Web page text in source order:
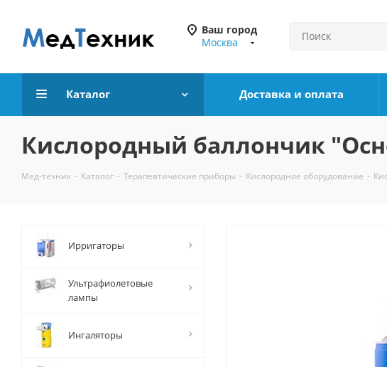
Ваш город
Москва
Каталог Доставка и оплата
Кислородный баллончик
Мед-техник - Каталог - Терапевтические приборы - Кислородное оборудование -
Ирригаторы
Ультрафиолетовые
лампы
Ингаляторы